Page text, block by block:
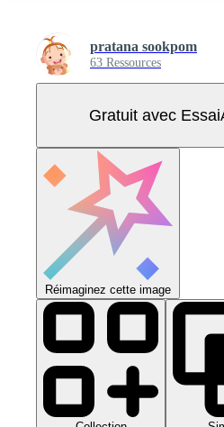
pratana sookpom
63 Ressources
Gratuit avec Essai
Réimaginez cette image